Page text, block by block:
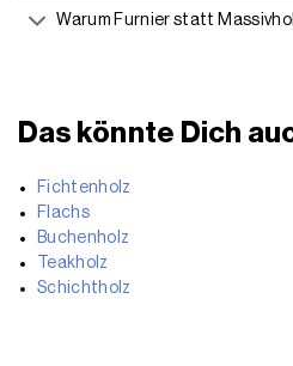
Warum Furnier statt
Das könnte Dich
Fichtenholz
Flachs
Buchenholz
Teakholz
Schichtholz